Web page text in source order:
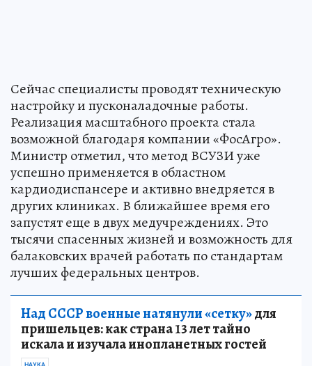
Сейчас специалисты проводят техническую
настройку и пусконаладочные работы.
Реализация масштабного проекта стала
возможной благодаря компании «ФосАгро».
Министр отметил, что метод ВСУЗИ уже
успешно применяется в областном
кардиодиспансере и активно внедряется в
других клиниках. В ближайшее время его
запустят еще в двух медучреждениях. Это
тысячи спасенных жизней и возможность для
балаковских врачей работать по стандартам
лучших федеральных центров.
Над СССР военные натянули «сетку»для
пришельцев: как страна 13 лет тайно
искала и изучала инопланетных гостей
НАУКА